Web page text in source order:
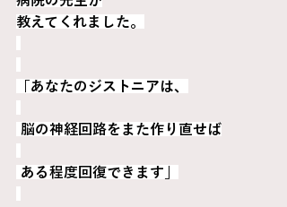
教えてくれました。
「あなたのジストニアは、
脳の神経回路をまた作り直せば
ある程度回復できます」